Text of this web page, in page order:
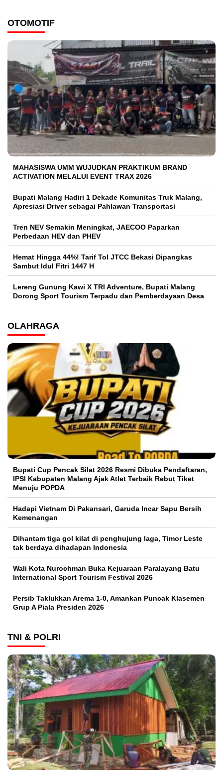
OTOMOTIF
MAHASISWA UMM WUJUDKAN PRAKTIKUM BRAND
ACTIVATION MELALUI EVENT TRAX 2026
Bupati Malang Hadiri 1 Dekade Komunitas Truk Malang,
Apresiasi Driver sebagai Pahlawan Transportasi
Tren NEV Semakin Meningkat, JAECOO Paparkan
Perbedaan HEV dan PHEV
Hemat Hingga 44%! Tarif Tol JTCC Bekasi Dipangkas
Sambut Idul Fitri 1447 H
Lereng Gunung Kawi X TRI Adventure, Bupati Malang
Dorong Sport Tourism Terpadu dan Pemberdayaan Desa
OLAHRAGA
Bupati Cup Pencak Silat 2026 Resmi Dibuka Pendaftaran,
IPSI Kabupaten Malang Ajak Atlet Terbaik Rebut Tiket
Menuju POPDA
Hadapi Vietnam Di Pakansari, Garuda Incar Sapu Bersih
Kemenangan
Dihantam tiga gol kilat di penghujung laga, Timor Leste
tak berdaya dihadapan Indonesia
Wali Kota Nurochman Buka Kejuaraan Paralayang Batu
International Sport Tourism Festival 2026
Persib Taklukkan Arema 1-0, Amankan Puncak Klasemen
Grup A Piala Presiden 2026
TNI & POLRI